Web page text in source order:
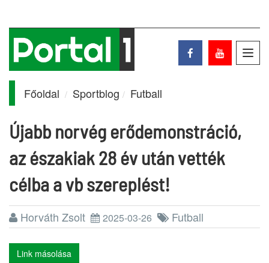
Főoldal Sportblog Futball
Újabb norvég erődemonstráció,
az északiak 28 év után vették
célba a vb szereplést!
Horváth Zsolt 2025-03-26 Futball
Link másolása